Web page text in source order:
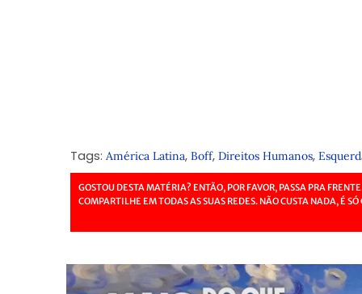
Tags: América Latina, Boff, Direitos Humanos,
GOSTOU DESTA MATÉRIA? ENTÃO, POR FAVOR, PASSA PRA
COMPARTILHE EM TODAS AS SUAS REDES. NÃO CUSTA NADA, É SÓ